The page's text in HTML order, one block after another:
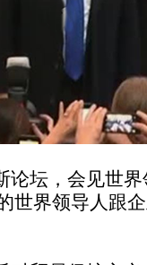
坛，会见世界
世界领导人跟